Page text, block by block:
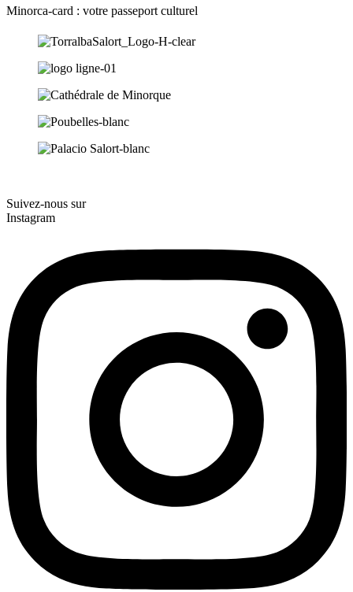
Minorca-card : votre passeport culturel
Suivez-nous sur
Instagram